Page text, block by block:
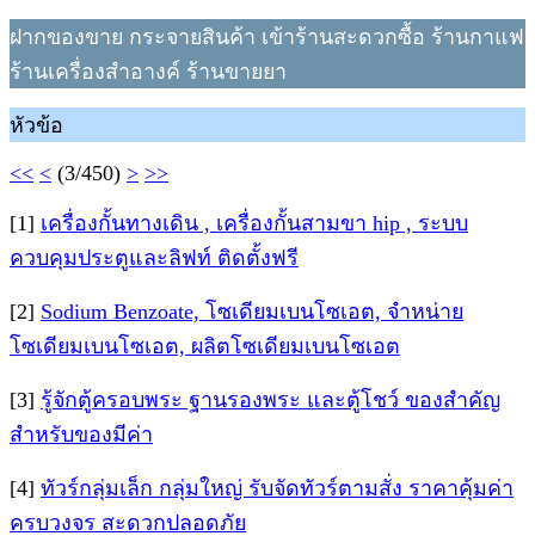
ฝากของขาย กระจายสินค้า เข้าร้านสะดวกซื้อ ร้านกาแฟ
ร้านเครื่องสำอางค์ ร้านขายยา
หัวข้อ
<< < (3/450) > >>
[1] เครื่องกั้นทางเดิน , เครื่องกั้นสามขา hip , ระบบ
ควบคุมประตูและลิฟท์ ติดตั้งฟรี
[2] Sodium Benzoate, โซเดียมเบนโซเอต, จำหน่าย
โซเดียมเบนโซเอต, ผลิตโซเดียมเบนโซเอต
[3] รู้จักตู้ครอบพระ ฐานรองพระ และตู้โชว์ ของสำคัญ
สำหรับของมีค่า
[4] ทัวร์กลุ่มเล็ก กลุ่มใหญ่ รับจัดทัวร์ตามสั่ง ราคาคุ้มค่า
ครบวงจร สะดวกปลอดภัย